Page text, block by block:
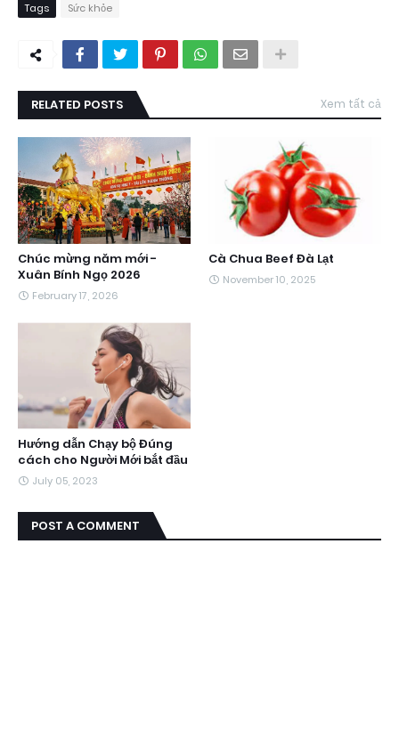
Tags Sức khỏe
RELATED POSTS Xem tất cả
Chúc mừng năm mới -
Xuân Bính Ngọ 2026
February 17, 2026
Cà Chua Beef Đà Lạt
November 10, 2025
Hướng dẫn Chạy bộ Đúng
cách cho Người Mới bắt đầu
July 05, 2023
POST A COMMENT